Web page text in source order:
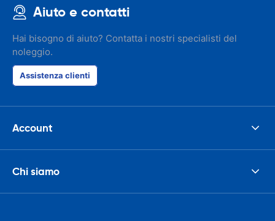
Aiuto e contatti
Hai bisogno di aiuto? Contatta i nostri specialisti del
noleggio.
Assistenza clienti
Account
Chi siamo